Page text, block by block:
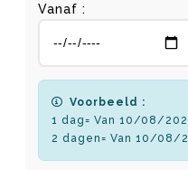
Vanaf :
Voorbeeld :
1 dag= Van 10/08/
2 dagen= Van 10/08/